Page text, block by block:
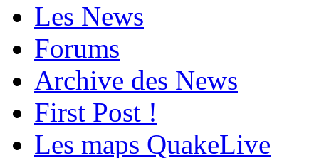
Les News
Forums
Archive des News
First Post !
Les maps QuakeLive